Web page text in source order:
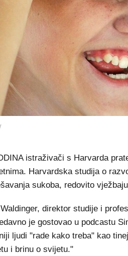
istraživači s Harvarda
Harvardska studija o
sukoba, redovito
direktor studije i
je gostovao u podcastu
ljudi "rade kako treba" kao
i brinu o svijetu."